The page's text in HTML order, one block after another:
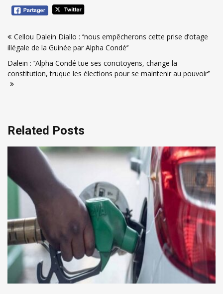
de
l’article
Cellou Dalein Diallo : ‘’nous empêcherons cette prise d’otage
illégale de la Guinée par Alpha Condé’’
Dalein : ‘’Alpha Condé tue ses concitoyens, change la
constitution, truque les élections pour se maintenir au pouvoir’’
Related Posts